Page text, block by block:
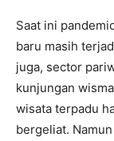
Saat ini
baru masih
juga, sector
kunjungan
wisata terpadu
bergeliat.